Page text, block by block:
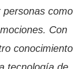
como
Con
conocimiento
tecnología de